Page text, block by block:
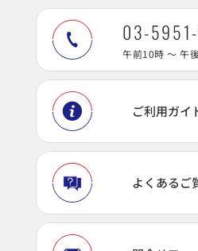
03-
午前10時 ～ 午
ご利用ガイ
よくあるご